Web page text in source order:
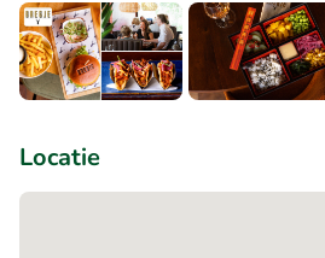
Locatie